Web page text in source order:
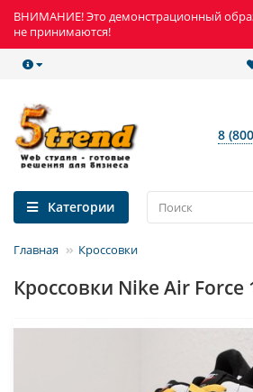
ВНИМАНИЕ! Это демонстрационный
не принимаются!
8
Категории
Главная Кроссовки
Кроссовки Nike Air Force